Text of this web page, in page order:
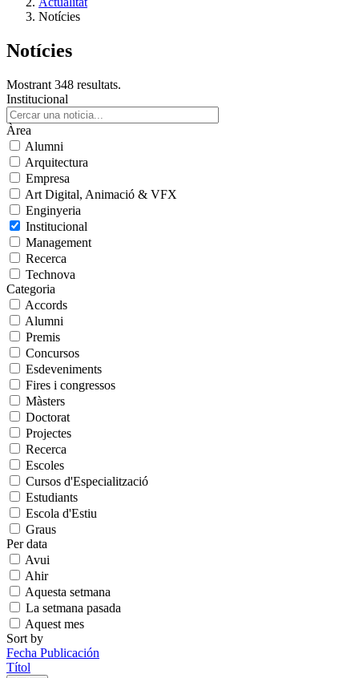
Notícies
Notícies
Mostrant 348 resultats.
Institucional
Àrea
Alumni
Arquitectura
Empresa
Art Digital, Animació & VFX
Enginyeria
Institucional
Management
Recerca
Technova
Categoria
Accords
Alumni
Premis
Concursos
Esdeveniments
Fires i congressos
Màsters
Doctorat
Projectes
Recerca
Escoles
Cursos d'Especialització
Estudiants
Escola d'Estiu
Graus
Per data
Avui
Ahir
Aquesta setmana
La setmana pasada
Aquest mes
Sort by
Fecha Publicación
Títol